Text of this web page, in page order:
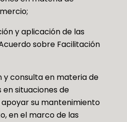
y aplicación de las
sobre Facilitación
y consulta en materia de
situaciones de
su mantenimiento
en el marco de las